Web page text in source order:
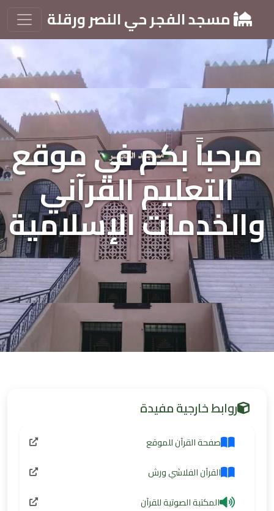
مسجد الفجر حي النصر ورقلة
مرحباً بكم في موقع
التعليم القرآني
والخدمات الإسلامية
روابط خارجية مفيدة
صفحة القرآن للموقع
القرآن الفلاشي ورش
المكتبة الصوتية للقرآن